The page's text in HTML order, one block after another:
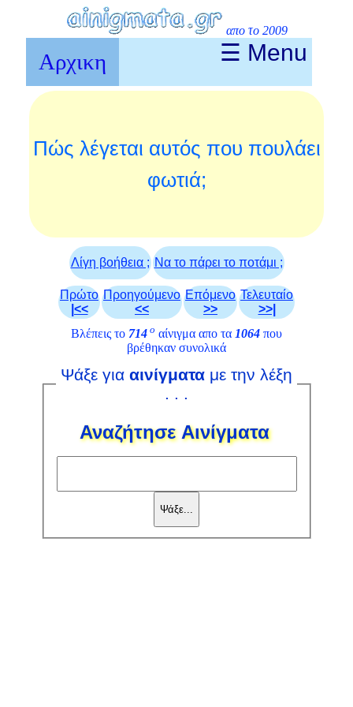
απο το 2009
Αρχικη ☰ Menu
Πώς λέγεται αυτός που πουλάει
φωτιά;
Λίγη βοήθεια ; Να το πάρει το ποτάμι ;
Πρώτο
|<<
Προηγούμενο
<<
Επόμενο
>>
Τελευταίο
>>|
Βλέπεις το 714 ο αίνιγμα απο τα 1064 που
βρέθηκαν συνολικά
Ψάξε για αινίγματα με την λέξη
. . .
Αναζήτησε Αινίγματα